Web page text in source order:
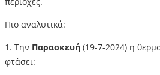
Πιο αναλυτικά:
1. Την Παρασκευή (19-7-2024) η
φτάσει: